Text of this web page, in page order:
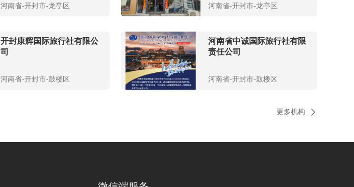
河南省-开封市-龙亭区 河南省-开封市-龙亭区
开封康辉国际旅行社有限公
司
河南省-开封市-鼓楼区
河南省中诚国际旅行社有限
责任公司
河南省-开封市-鼓楼区
更多机构